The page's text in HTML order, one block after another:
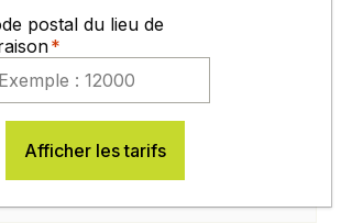
En savoir plus
postal du lieu de
Afficher les tarifs